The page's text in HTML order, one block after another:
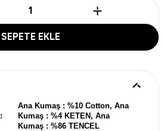
SEPETE EKLE
:
Ana Kumaş : %10 Cotton, Ana
Kumaş : %4 KETEN, Ana
Kumaş : %86 TENCEL